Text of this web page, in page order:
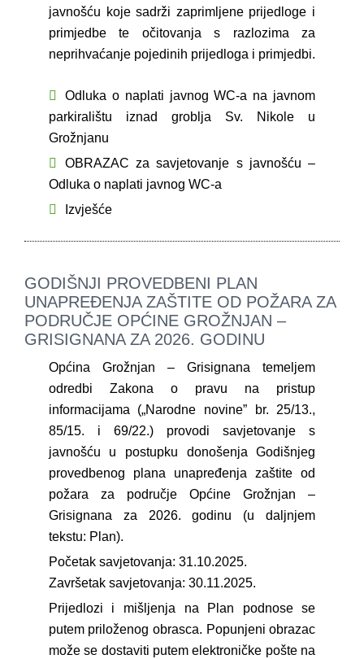
javnošću koje sadrži zaprimljene prijedloge i
primjedbe te očitovanja s razlozima za
neprihvaćanje pojedinih prijedloga i primjedbi.
Odluka o naplati javnog WC-a na javnom
parkiralištu iznad groblja Sv. Nikole u
Grožnjanu
OBRAZAC za savjetovanje s javnošću –
Odluka o naplati javnog WC-a
Izvješće
GODIŠNJI PROVEDBENI PLAN
UNAPREĐENJA ZAŠTITE OD POŽARA ZA
PODRUČJE OPĆINE GROŽNJAN –
GRISIGNANA ZA 2026. GODINU
Općina Grožnjan – Grisignana temeljem
odredbi Zakona o pravu na pristup
informacijama („Narodne novine” br. 25/13.,
85/15. i 69/22.) provodi savjetovanje s
javnošću u postupku donošenja Godišnjeg
provedbenog plana unapređenja zaštite od
požara za područje Općine Grožnjan –
Grisignana za 2026. godinu (u daljnjem
tekstu: Plan).
Početak savjetovanja: 31.10.2025.
Završetak savjetovanja: 30.11.2025.
Prijedlozi i mišljenja na Plan podnose se
putem priloženog obrasca. Popunjeni obrazac
može se dostaviti putem elektroničke pošte na